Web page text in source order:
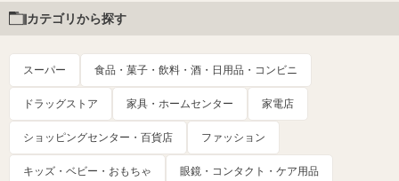
カテゴリから探す
スーパー 食品・菓子・飲料・酒・日用品・コンビニ
ドラッグストア 家具・ホームセンター 家電店
ショッピングセンター・百貨店 ファッション
キッズ・ベビー・おもちゃ 眼鏡・コンタクト・ケア用品